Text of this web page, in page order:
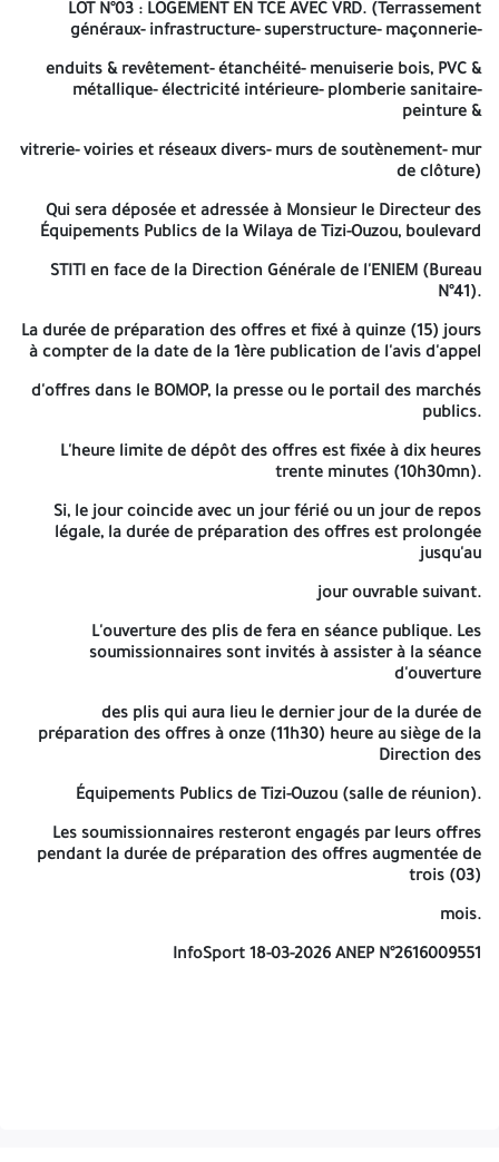
: Les entreprises peuvent soumissionner pour un ou plusieurs
ou plusieurs lots, à condition que les moyens humains et
matériels seront distinct pour chaque lot, et le délai à
Les entreprises intéressées par l'avis d'appel d'offre objet du
charges auprès de la Direction des Equipements Publics,
En application des dispositions de l'article 47 de la loi N°23-12 du
18 Moharrem 1445 correspondant au 05 août 2023 fixant
les règles générales relatives aux marchés publics et
conformément à l'article 67 du décret présidentiel n° 15-247 du 16
2015, portant réglementation des marchés publics et des
présentées
dans tro's enveloppes distinctes (conformément à l'article 1.10
sont insérés dans des enveloppes séparé et cacheté,
la référence et l'objet de l'avis d'appel d'offre, ainsi que la
candidature », « l'offre technique » et « l'offre financière », ces
enveloppes sont mises dans une quatrième enveloppe fermé et
ouvrir que par la commission d'ouverture des plis et d'évaluation
N°../DEP/2026 pour la Réalisation D'une (01) Sureté Urbaine Au
Niveau Du Site Des 953 Llv+340 LPL À AGOUNI
AGHRIBS, Wilaya De Tizi Ouzou (Cités D'habitat Intégrées 2019).
LOT N° 02 : RESTE À RÉALISER DU BLOC SURETÉ ET VRD. (Enduit &
LOT N°03 : LOGEMENT EN TCE AVEC VRD. (Terrassement
généraux- infrastructure- superstructure- maçonnerie-
enduits & revêtement- étanchéité- menuiserie bois, PVC &
métallique- électricité intérieure- plomberie sanitaire-
peinture &
vitrerie- voiries et réseaux divers- murs de soutènement- mur
de clôture)
Qui sera déposée et adressée à Monsieur le Directeur des
Équipements Publics de la Wilaya de Tizi-Ouzou, boulevard
STITI en face de la Direction Générale de l'ENIEM (Bureau
N°41).
La durée de préparation des offres et fixé à quinze (15) jours
à compter de la date de la 1ère publication de l'avis d'appel
d'offres dans le BOMOP, la presse ou le portail des marchés
publics.
L'heure limite de dépôt des offres est fixée à dix heures
trente minutes (10h30mn).
Si, le jour coincide avec un jour férié ou un jour de repos
légale, la durée de préparation des offres est prolongée
jusqu'au
jour ouvrable suivant.
L'ouverture des plis de fera en séance publique. Les
soumissionnaires sont invités à assister à la séance
d'ouverture
des plis qui aura lieu le dernier jour de la durée de
préparation des offres à onze (11h30) heure au siège de la
Direction des
Équipements Publics de Tizi-Ouzou (salle de réunion).
Les soumissionnaires resteront engagés par leurs offres
pendant la durée de préparation des offres augmentée de
trois (03)
mois.
InfoSport 18-03-2026 ANEP N°2616009551